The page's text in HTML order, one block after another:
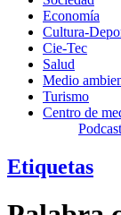
Economía
Cultura-
Cie-Tec
Salud
Medio
Turismo
Centro de
Podcast
Etiquetas